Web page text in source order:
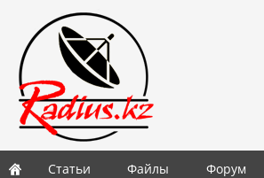
Статьи Файлы Форум